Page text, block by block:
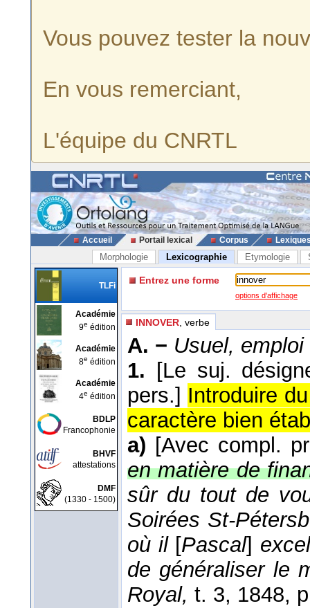
Vous pouvez tester la
En vous remerciant,
L'équipe du CNRTL
Accueil Portail lexical Corpus
Morphologie Lexicographie Etymologie
TLFi
Académie
9e édition
Académie
8e édition
Académie
4e édition
BDLP
Francophonie
BHVF
attestations
DMF
(1330 - 1500)
Entrez une forme
options d'affichage
INNOVER , verbe
A. − Usuel,
1.
[Le suj.
pers.] Introduire
caractère bien
a) [Avec compl.
en matière de
sûr du tout de
Soirées St-
où il [Pascal]
de généraliser le
Royal, t. 3, 1848,